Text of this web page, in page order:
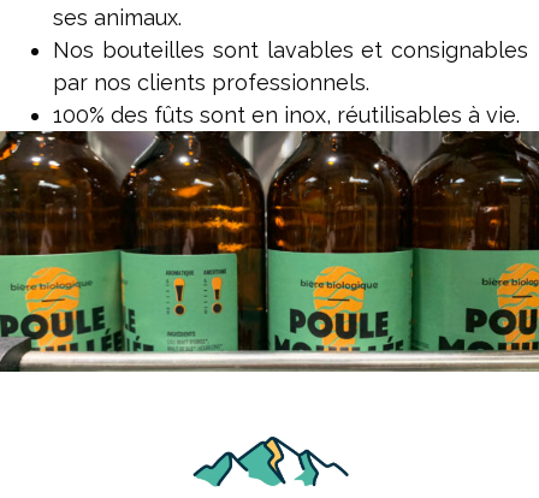
ses animaux.
Nos bouteilles sont lavables et consignables
par nos clients professionnels.
100% des fûts sont en inox, réutilisables à vie.